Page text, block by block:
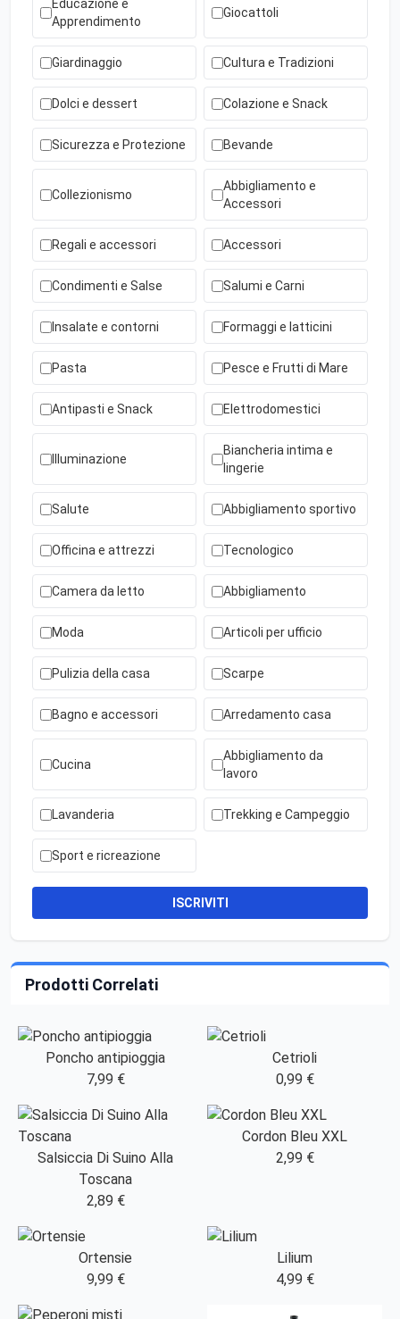
Educazione e
Apprendimento
Giocattoli
Giardinaggio Cultura e Tradizioni
Dolci e dessert Colazione e Snack
Sicurezza e Protezione Bevande
Collezionismo
Abbigliamento e
Accessori
Regali e accessori Accessori
Condimenti e Salse Salumi e Carni
Insalate e contorni Formaggi e latticini
Pasta Pesce e Frutti di Mare
Antipasti e Snack Elettrodomestici
Illuminazione
Biancheria intima e
lingerie
Salute Abbigliamento sportivo
Officina e attrezzi Tecnologico
Camera da letto Abbigliamento
Moda Articoli per ufficio
Pulizia della casa Scarpe
Bagno e accessori Arredamento casa
Cucina
Abbigliamento da
lavoro
Lavanderia Trekking e Campeggio
Sport e ricreazione
ISCRIVITI
Prodotti Correlati
Poncho antipioggia
7,99 €
Cetrioli
0,99 €
Salsiccia Di Suino Alla
Toscana
2,89 €
Cordon Bleu XXL
2,99 €
Ortensie
9,99 €
Lilium
4,99 €